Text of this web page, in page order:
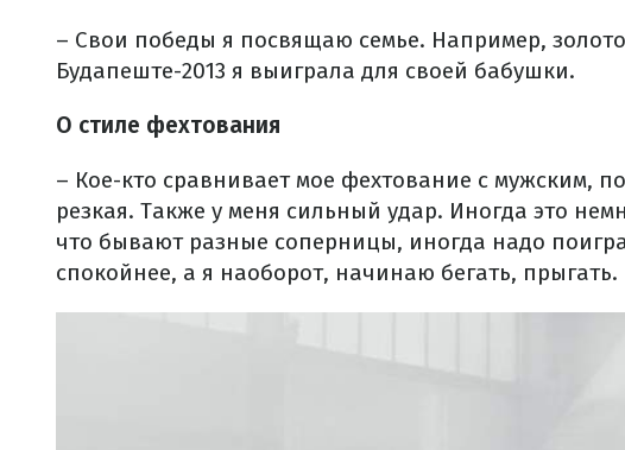
– Свои победы я посвящаю семье. Например,
Будапеште-2013 я выиграла для своей бабушки.
О стиле фехтования
– Кое-кто сравнивает мое фехтование с мужским,
резкая. Также у меня сильный удар. Иногда это
что бывают разные соперницы, иногда надо
спокойнее, а я наоборот, начинаю бегать, прыгать.